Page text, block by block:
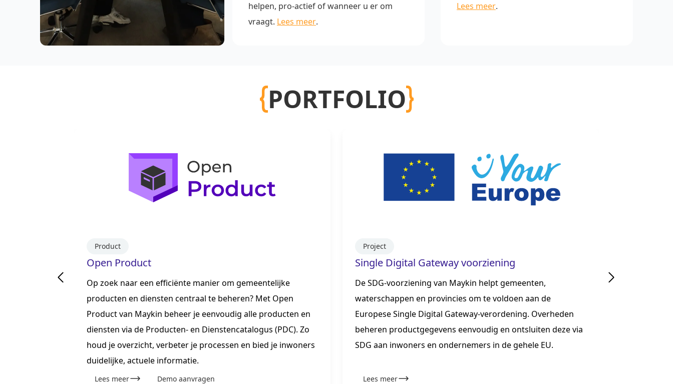
helpen, pro-actief of wanneer u er om
vraagt. Lees meer.
Lees meer.
PORTFOLIO
Product
Open Product
Op zoek naar een efficiënte manier om gemeentelijke
producten en diensten centraal te beheren? Met Open
Product van Maykin beheer je eenvoudig alle producten en
diensten via de Producten- en Dienstencatalogus (PDC). Zo
houd je overzicht, verbeter je processen en bied je inwoners
duidelijke, actuele informatie.
Lees meer Demo aanvragen
Project
Single Digital Gateway voorziening
De SDG-voorziening van Maykin helpt gemeenten,
waterschappen en provincies om te voldoen aan de
Europese Single Digital Gateway-verordening. Overheden
beheren productgegevens eenvoudig en ontsluiten deze via
SDG aan inwoners en ondernemers in de gehele EU.
Lees meer